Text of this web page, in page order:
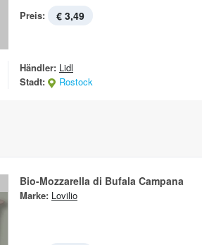
Preis: € 3,49
Händler: Lidl
Stadt:
Rostock
Bio-Mozzarella di Bufala Campana
Marke: Lovilio